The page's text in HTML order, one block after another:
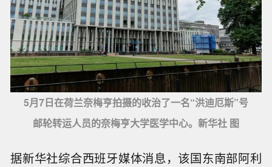
5月7日在荷兰奈梅亨拍摄的收治了一名“洪迪厄斯”号
邮轮转运人员的奈梅亨大学医学中心。新华社 图
据新华社综合西班牙媒体消息，该国东南部阿利